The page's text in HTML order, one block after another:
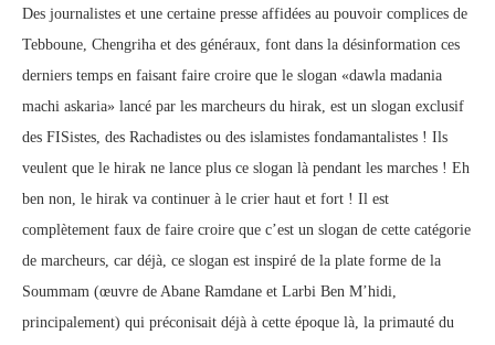
Des journalistes et une certaine presse affidées au pouvoir complices de
Tebboune, Chengriha et des généraux, font dans la désinformation ces
derniers temps en faisant faire croire que le slogan «dawla madania
machi askaria» lancé par les marcheurs du hirak, est un slogan exclusif
des FISistes, des Rachadistes ou des islamistes fondamantalistes ! Ils
veulent que le hirak ne lance plus ce slogan là pendant les marches ! Eh
ben non, le hirak va continuer à le crier haut et fort ! Il est
complètement faux de faire croire que c’est un slogan de cette catégorie
de marcheurs, car déjà, ce slogan est inspiré de la plate forme de la
Soummam (œuvre de Abane Ramdane et Larbi Ben M’hidi,
principalement) qui préconisait déjà à cette époque là, la primauté du